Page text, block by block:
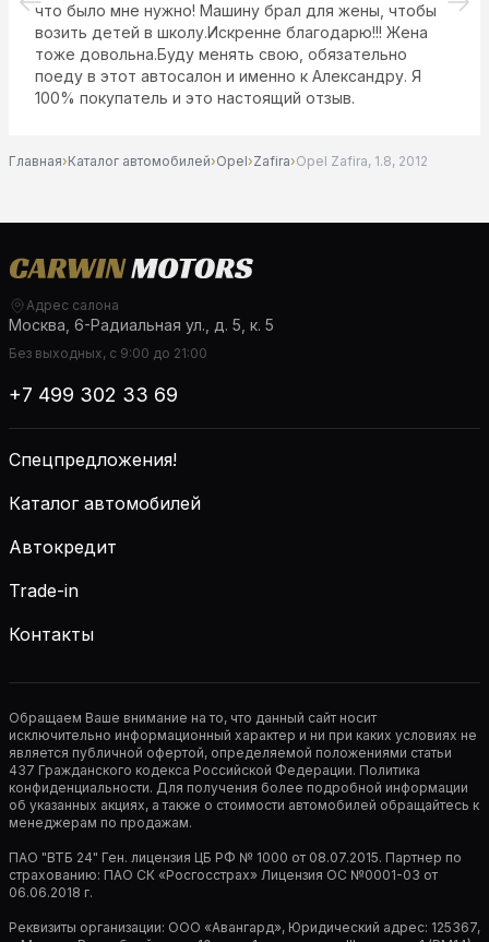
что было мне нужно! Машину брал для жены, чтобы
возить детей в школу.Искренне благодарю!!! Жена
тоже довольна.Буду менять свою, обязательно
поеду в этот автосалон и именно к Александру. Я
100% покупатель и это настоящий отзыв.
Главная›Каталог автомобилей›Opel›Zafira›Opel Zafira, 1.8, 2012
Адрес салона
Москва, 6-Радиальная ул., д. 5, к. 5
Без выходных, с 9:00 до 21:00
+7 499 302 33 69
Спецпредложения!
Каталог автомобилей
Автокредит
Trade-in
Контакты
Обращаем Ваше внимание на то, что данный сайт носит
исключительно информационный характер и ни при каких условиях не
является публичной офертой, определяемой положениями статьи
437 Гражданского кодекса Российской Федерации. Политика
конфиденциальности. Для получения более подробной информации
об указанных акциях, а также о стоимости автомобилей обращайтесь к
менеджерам по продажам.
ПАО "ВТБ 24" Ген. лицензия ЦБ РФ № 1000 от 08.07.2015. Партнер по
страхованию: ПАО СК «Росгосстрах» Лицензия ОС №0001-03 от
06.06.2018 г.
Реквизиты организации: ООО «Авангард», Юридический адрес: 125367,